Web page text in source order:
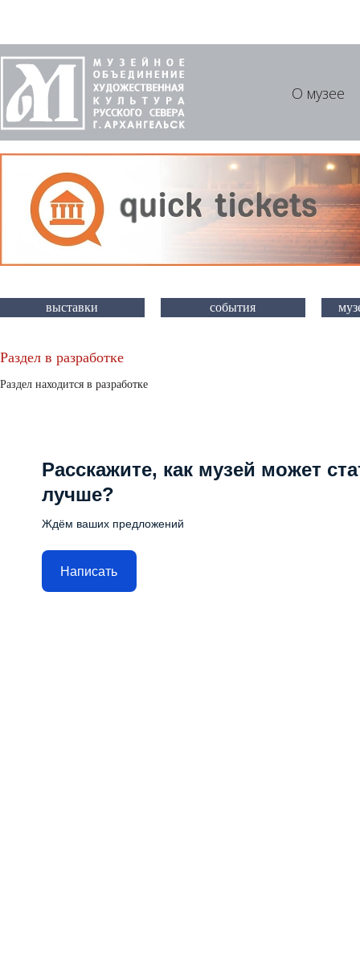
О музее
выставки события
Раздел в разработке
Раздел находится в разработке
Расскажите, как музей может
лучше?
Ждём ваших предложений
Написать